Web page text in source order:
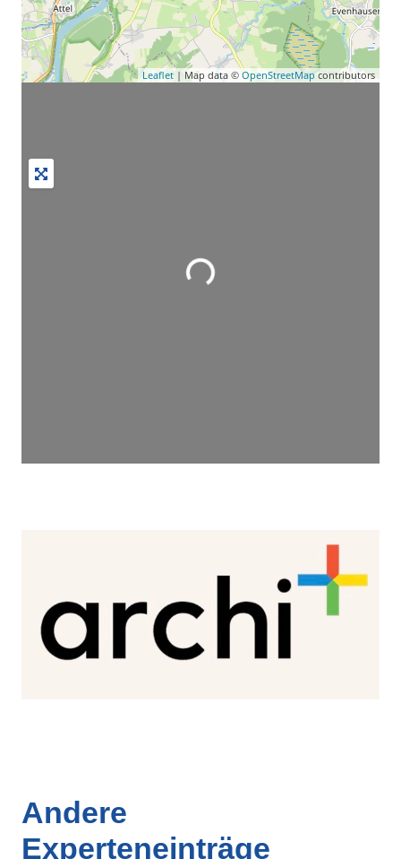
Leaflet | Map data © OpenStreetMapcontributors
Wird geladen …
Andere
Experteneinträge